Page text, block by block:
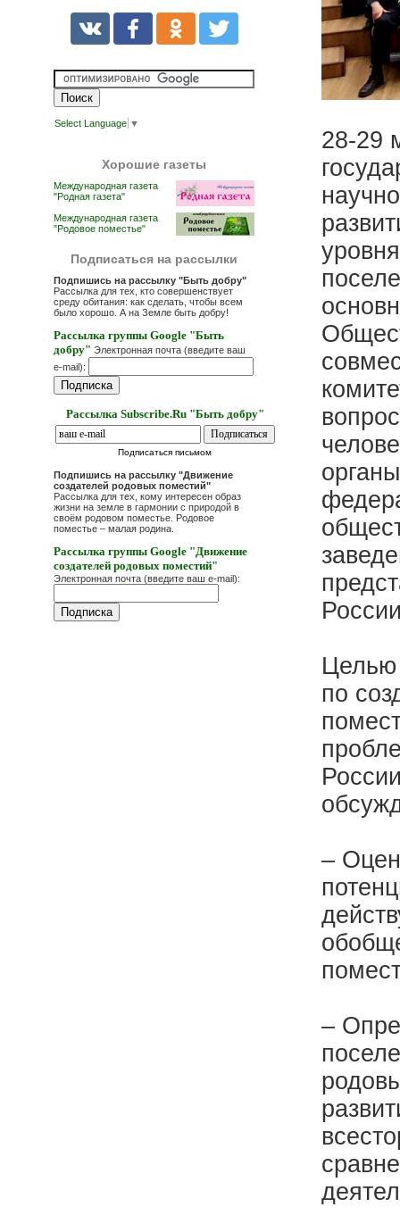
Select Language ▼
Хорошие газеты
Международная газета
"Родная газета"
Международная газета
"Родовое поместье"
Подписаться на рассылки
Подпишись на рассылку "Быть добру"
Рассылка для тех, кто совершенствует
среду обитания: как сделать, чтобы всем
было хорошо. А на Земле быть добру!
Рассылка группы Google "Быть
добру" Электронная почта (введите ваш
e-mail):
Рассылка Subscribe.Ru "Быть добру"
Подписаться письмом
Подпишись на рассылку "Движение
создателей родовых поместий"
Рассылка для тех, кому интересен образ
жизни на земле в гармонии с природой в
своём родовом поместье. Родовое
поместье – малая родина.
Рассылка группы Google "Движение
создателей родовых поместий"
Электронная почта (введите ваш e-mail):
28-29
Целью
по
–
–